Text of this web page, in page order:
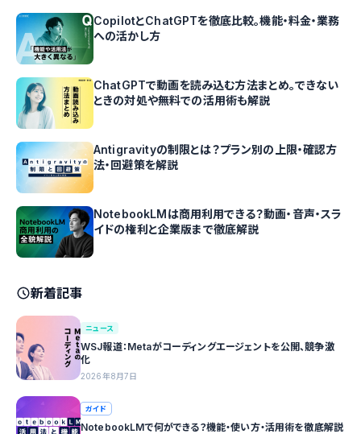
CopilotとChatGPTを徹底比較。機能・料金・業務
への活かし方
ChatGPTで動画を読み込む方法まとめ。できない
ときの対処や無料での活用術も解説
Antigravityの制限とは？プラン別の上限・確認方
法・回避策を解説
NotebookLMは商用利用できる？動画・音声・スラ
イドの権利と企業版まで徹底解説
新着記事
ニュース
WSJ報道：Metaがコーディングエージェントを公開、競争激
化
2026年8月7日
ガイド
NotebookLMで何ができる？機能・使い方・活用術を徹底解説